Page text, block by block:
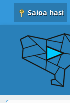
Saioa hasi